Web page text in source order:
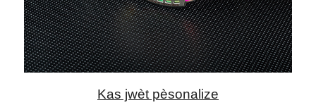
Kas jwèt pèsonalize